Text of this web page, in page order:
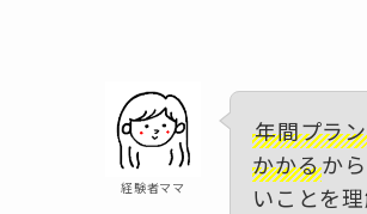
経験者ママ
年間プラ
かかるか
いことを